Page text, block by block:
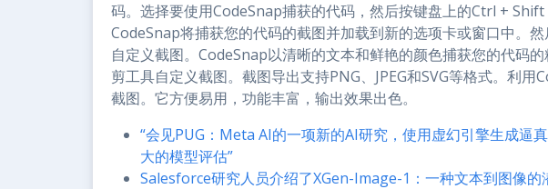
码。选择要使用CodeSnap捕获的代码，然后按键盘上的Ctrl + Shift
CodeSnap将捕获您的代码的截图并加载到新的选项卡或窗口中。
自定义截图。CodeSnap以清晰的文本和鲜艳的颜色捕获您的代码
剪工具自定义截图。截图导出支持PNG、JPEG和SVG等格式。利用
截图。它方便易用，功能丰富，输出效果出色。
“会见PUG：Meta AI的一项新的AI研究，使用虚幻引擎生成逼
大的模型评估”
Salesforce研究人员介绍了XGen-Image-1：一种文本到图像